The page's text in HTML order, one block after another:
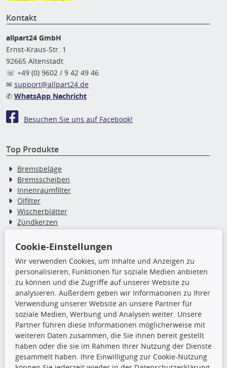
Kontakt
allpart24 GmbH
Ernst-Kraus-Str. 1
92665 Altenstadt
☏ +49 (0) 9602 / 9 42 49 46
✉ support@allpart24.de
✆ WhatsApp Nachricht
Besuchen Sie uns auf Facebook!
Top Produkte
Bremsbeläge
Bremsscheiben
Innenraumfilter
Ölfilter
Wischerblätter
Zündkerzen
TecDoc Inside
Die hier angezeigten Daten,
insbesondere die gesamte Datenbank,
dürfen nicht kopiert werden. Es ist zu
unterlassen, die Daten oder die gesamte Datenbank ohne
vorherige Zustimmung TecDocs zu vervielfältigen, zu
verbreiten und/oder diese Handlungen durch Dritte ausführen
zu lassen. Ein Zuwiderhandeln stellt eine
Urheberrechtsverletzung dar und wird verfolgt.
Cookie-Einstellungen
Wir verwenden Cookies, um Inhalte und Anzeigen zu
personalisieren, Funktionen für soziale Medien anbieten
zu können und die Zugriffe auf unserer Website zu
analysieren. Außerdem geben wir Informationen zu Ihrer
Verwendung unserer Website an unsere Partner für
soziale Medien, Werbung und Analysen weiter. Unsere
Partner führen diese Informationen möglicherweise mit
weiteren Daten zusammen, die Sie ihnen bereit gestellt
haben oder die sie im Rahmen Ihrer Nutzung der Dienste
gesammelt haben. Ihre Einwilligung zur Cookie-Nutzung